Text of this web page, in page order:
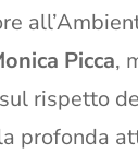
Picca,
rispetto
profonda